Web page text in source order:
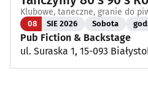
Klubowe, taneczne, granie do
08 SIE 2026 Sobota
Pub Fiction & Backstage
ul. Suraska 1, 15-093